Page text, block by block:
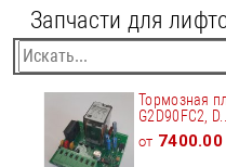
Запчасти для
Тормозная
G2D90FC2, D...
от 7400.00